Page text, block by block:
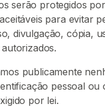
serão protegidos
para evitar
divulgação, cópia,
publicamente
pessoal ou
por lei.